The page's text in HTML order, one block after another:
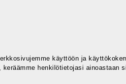
käyttöön ja
henkilötietojasi